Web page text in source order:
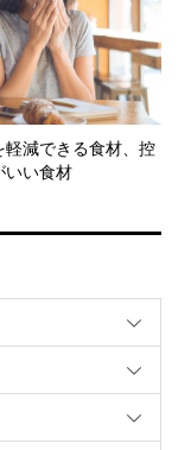
軽減できる食材、控
いい食材